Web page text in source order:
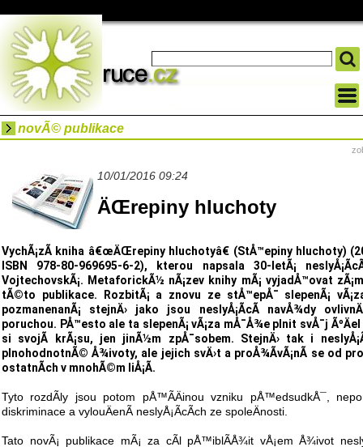
novÃ© publikace
10/01/2016 09:24
ÄŒrepiny hluchoty
VychÃ¡zÃ­ kniha â€œÄŒrepiny hluchotyâ€ (StÅ™epiny hluchoty)
ISBN 978-80-969695-6-2), kterou napsala 30-letÃ¡
VojtechovskÃ¡. MetaforickÃ½ nÃ¡zev knihy mÃ¡ vyjadÅ™ovat
tÃ©to publikace. RozbitÃ¡ a znovu ze stÅ™epÅ¯ slepenÃ¡
pozmanenanÃ¡ stejnÄ› jako jsou neslyÅ¡Ã­cÃ­ navÅ¾dy
poruchou. PÅ™esto ale ta slepenÃ¡ vÃ¡za mÅ¯Å¾e plnit svÅ¯j
si svojÃ­ krÃ¡su, jen jinÃ½m zpÅ¯sobem. StejnÄ› tak i
plnohodnotnÃ© Å¾ivoty, ale jejich svÄ›t a proÅ¾Ã­vÃ¡nÃ­ se od
ostatnÃ­ch v mnohÃ©m liÅ¡Ã­.
Tyto rozdÃ­ly jsou potom pÅ™Ã­Äinou vzniku pÅ™edsudkÅ¯,
diskriminace a vylouÄenÃ­ neslyÅ¡Ã­cÃ­ch ze spoleÄnosti.
Tato novÃ¡ publikace mÃ¡ za cÃ­l pÅ™iblÃ­Å¾it vÅ¡em Å¾ivot